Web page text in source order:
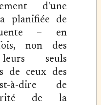
d'une
planifiée de
– en
non des
seuls
de ceux des
à-dire de
de la